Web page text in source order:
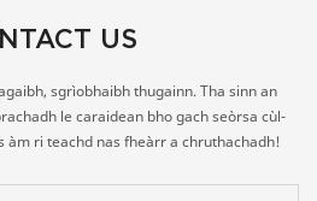
US
sgrìobhaibh thugainn. Tha sinn an
le caraidean bho gach seòrsa cùl-
àm ri teachd nas fheàrr a chruthachadh!